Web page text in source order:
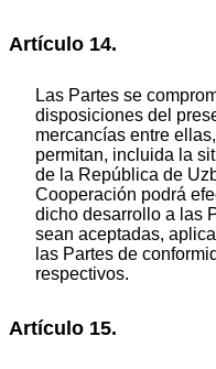
Artículo 14.
Las Partes se
disposiciones del
mercancías entre
permitan, incluida la
de la República de
Cooperación podrá
dicho desarrollo a las
sean aceptadas,
las Partes de
respectivos.
Artículo 15.